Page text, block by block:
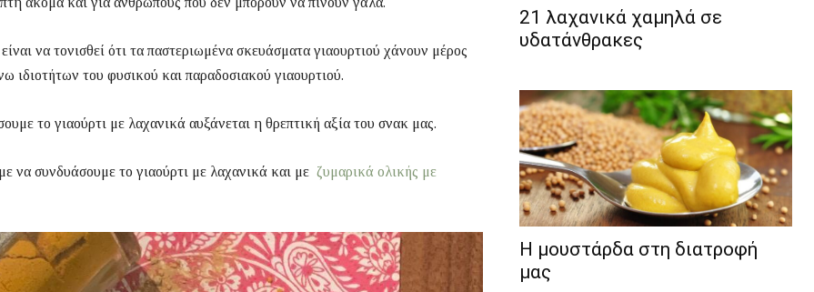
να τονισθεί ότι τα παστεριωμένα σκευάσματα γιαουρτιού χάνουν μέρος
ιδιοτήτων του φυσικού και παραδοσιακού γιαουρτιού.
το γιαούρτι με λαχανικά αυξάνεται η θρεπτική αξία του σνακ μας.
να συνδυάσουμε το γιαούρτι με λαχανικά και με ζυμαρικά ολικής με
21 λαχανικά χαμηλά σε
υδατάνθρακες
Η μουστάρδα στη διατροφή
μας